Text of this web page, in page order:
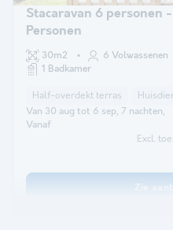
Stacaravan 6 personen
Personen
30m2 6 Volwassenen
1 Badkamer
Half-overdekt terras
Van 30 aug tot 6 sep, 7 nachten,
Vanaf
Excl.